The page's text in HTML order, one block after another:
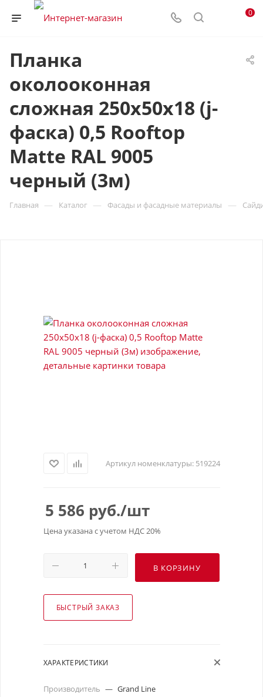
0
Планка
околооконная
сложная 250х50х18 (j-
фаска) 0,5 Rooftop
Matte RAL 9005
черный (3м)
Главная — Каталог — Фасады и фасадные материалы —
Артикул номенклатуры: 519224
5 586 руб./шт
Цена указана с учетом НДС 20%
В КОРЗИНУ
БЫСТРЫЙ ЗАКАЗ
ХАРАКТЕРИСТИКИ
Производитель — Grand Line